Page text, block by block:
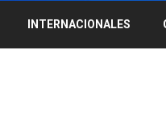
INTERNACIONALES